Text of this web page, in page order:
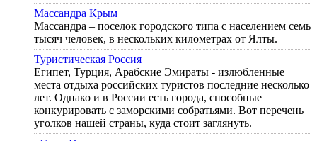
Массандра Крым
Массандра – поселок городского типа с населением семь
тысяч человек, в нескольких километрах от Ялты.
Туристическая Россия
Египет, Турция, Арабские Эмираты - излюбленные
места отдыха российских туристов последние несколько
лет. Однако и в России есть города, способные
конкурировать с заморскими собратьями. Вот перечень
уголков нашей страны, куда стоит заглянуть.